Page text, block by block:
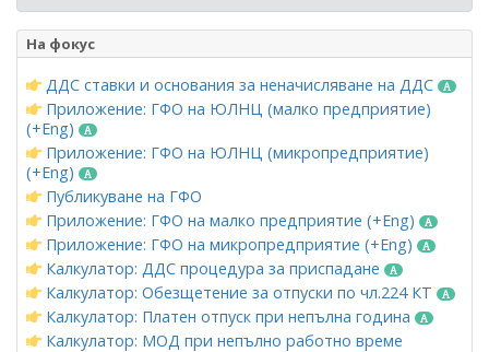
На фокус
ДДС ставки и основания за неначисляване на ДДС
Приложение: ГФО на ЮЛНЦ (малко предприятие)
(+Eng)
Приложение: ГФО на ЮЛНЦ (микропредприятие)
(+Eng)
Публикуване на ГФО
Приложение: ГФО на малко предприятие (+Eng)
Приложение: ГФО на микропредприятие (+Eng)
Калкулатор: ДДС процедура за приспадане
Калкулатор: Обезщетение за отпуски по чл.224 КТ
Калкулатор: Платен отпуск при непълна година
Калкулатор: МОД при непълно работно време